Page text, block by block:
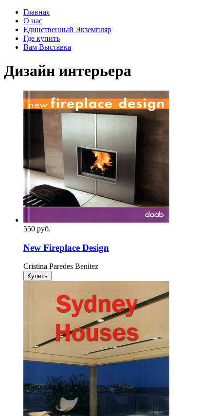
Главная
О нас
Единственный Экземпляр
Где купить
Вам Выставка
Дизайн интерьера
550 pуб.
New Fireplace Design
Cristina Paredes Benitez
Купить